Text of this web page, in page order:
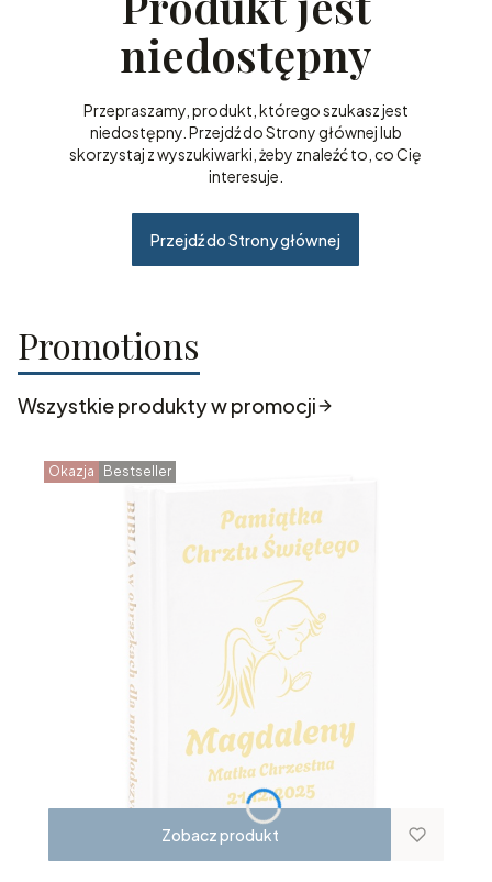
niedostępny
Przepraszamy, produkt, którego szukasz jest
niedostępny. Przejdź do Strony głównej lub
skorzystaj z wyszukiwarki, żeby znaleźć to, co Cię
interesuje.
Przejdź do Strony głównej
Promotions
Wszystkie produkty w promocji
Okazja Bestseller
Zobacz produkt